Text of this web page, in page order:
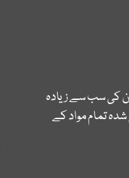
کی سب سے زیادہ
تمام مواد کے